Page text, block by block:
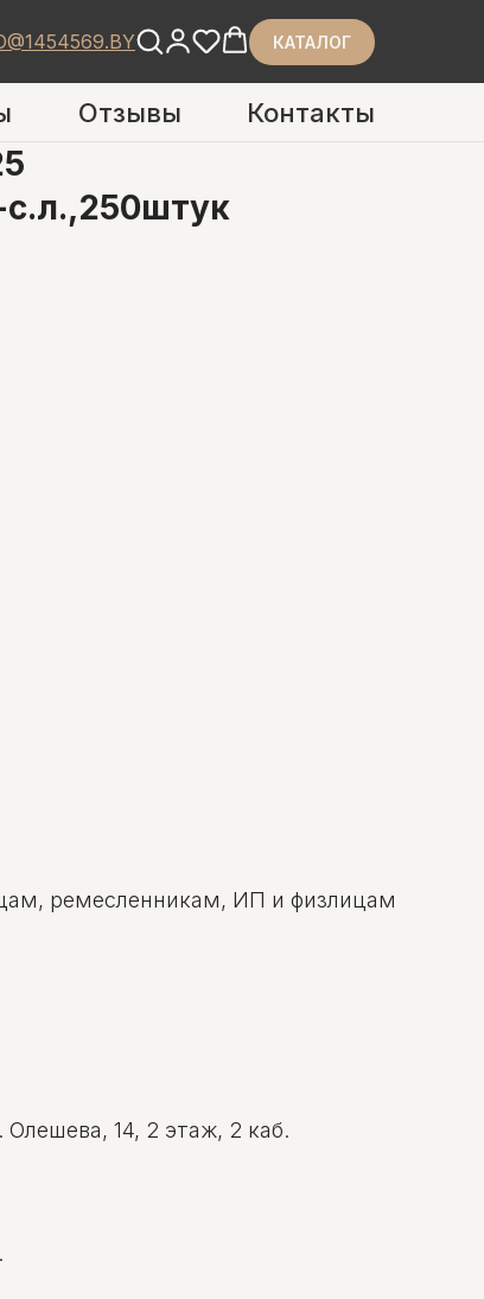
КАТАЛОГ
Отзывы Контакты
ремесленникам, ИП и физлицам
14, 2 этаж, 2 каб.